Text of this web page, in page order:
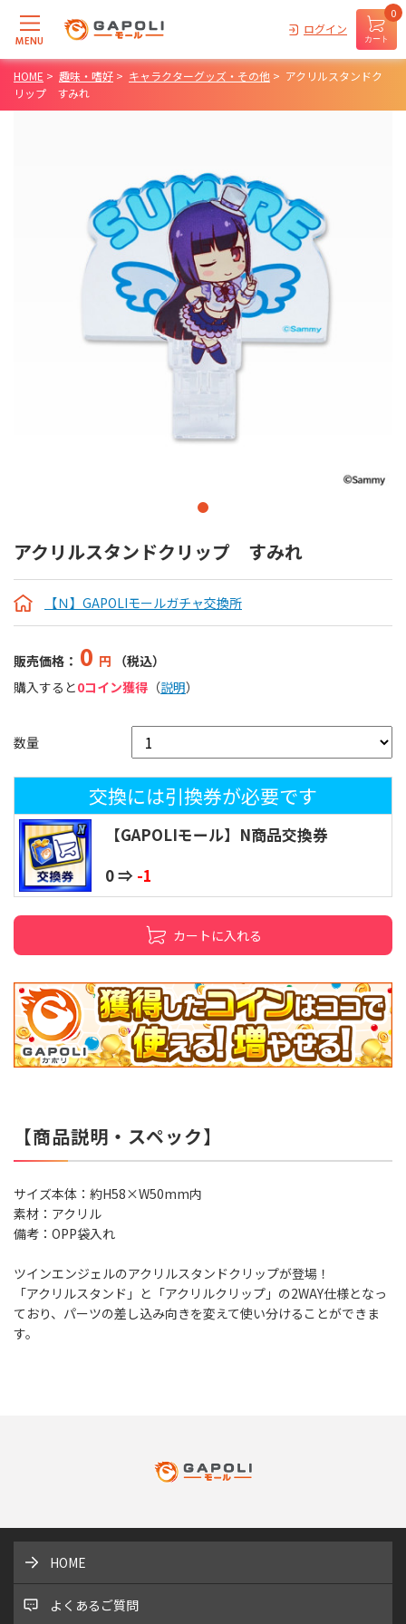
MENU
ログイン
カート
0
HOME > 趣味・嗜好 > キャラクターグッズ・その他 > アクリルスタンドク
リップ すみれ
アクリルスタンドクリップ すみれ
【Ｎ】GAPOLIモールガチャ交換所
販売価格： 0 円
（税込）
購入すると0コイン獲得 （説明）
数量
交換には引換券が必要です
【GAPOLIモール】N商品交換券
0 ⇒ -1
カートに入れる
【商品説明・スペック】
サイズ本体：約H58×W50mm内
素材：アクリル
備考：OPP袋入れ
ツインエンジェルのアクリルスタンドクリップが登場！
「アクリルスタンド」と「アクリルクリップ」の2WAY仕様となっ
ており、パーツの差し込み向きを変えて使い分けることができま
す。
HOME
よくあるご質問